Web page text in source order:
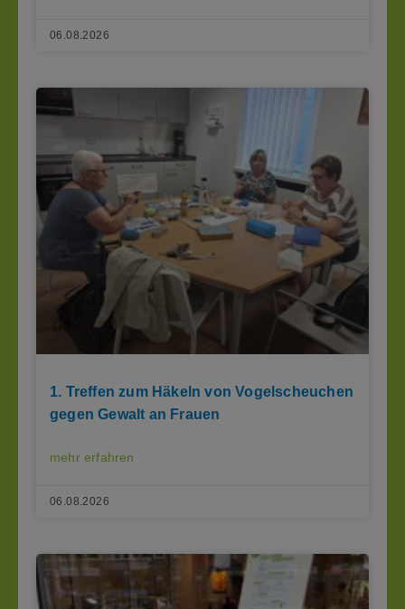
06.08.2026
1. Treffen zum Häkeln von Vogelscheuchen
gegen Gewalt an Frauen
mehr erfahren
06.08.2026